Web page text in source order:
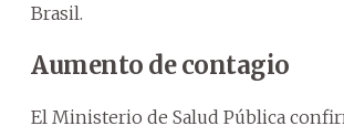
Brasil.
Aumento de contagio
El Ministerio de Salud Pública